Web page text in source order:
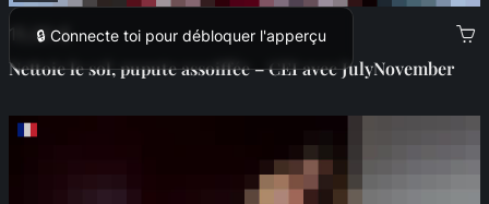
🔒 Connecte toi pour débloquer l'apperçu
15,00 €
Nettoie le sol, pupute assoiffée – CEI avec JulyNovember